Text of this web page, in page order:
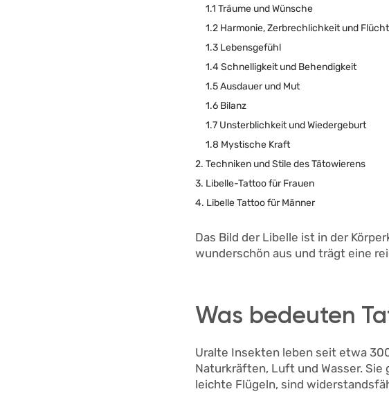
1.1 Träume und Wünsche
1.2 Harmonie, Zerbrechlichkeit und
1.3 Lebensgefühl
1.4 Schnelligkeit und Behendigkeit
1.5 Ausdauer und Mut
1.6 Bilanz
1.7 Unsterblichkeit und Wiedergeburt
1.8 Mystische Kraft
2. Techniken und Stile des Tätowierens
3. Libelle-Tattoo für Frauen
4. Libelle Tattoo für Männer
Das Bild der Libelle ist in der
wunderschön aus und trägt eine
Was bedeuten
Uralte Insekten leben seit etwa
Naturkräften, Luft und Wasser.
leichte Flügeln, sind